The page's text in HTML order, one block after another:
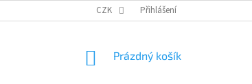
HODNOCENÍ STAVU BAZAROVÝCH LP AUDIOKAZETY ANEB
CZK Přihlášení
NÁKUPNÍ
Prázdný košík